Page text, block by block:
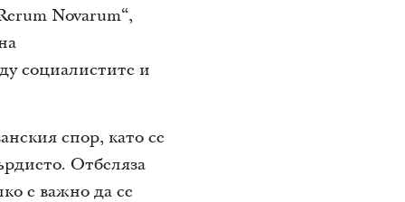
Novarum“,
социалистите и
спор, като се
Отбеляза
е важно да се